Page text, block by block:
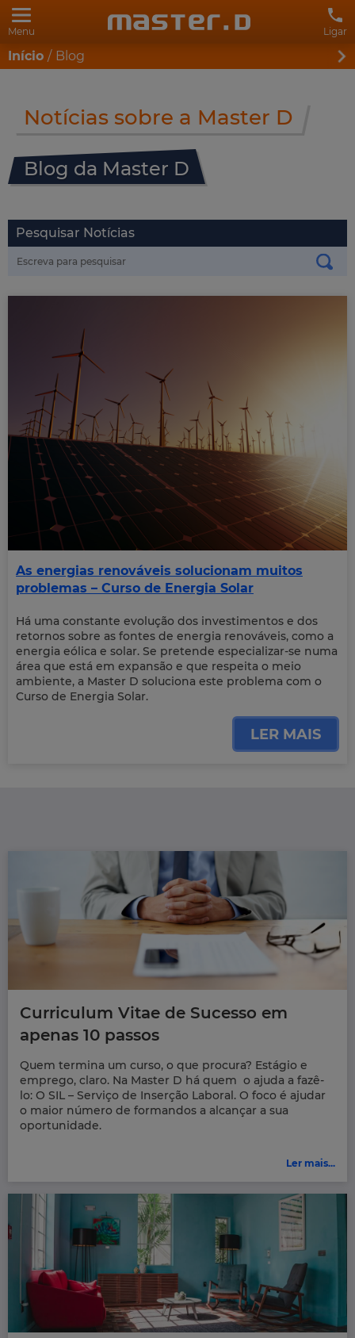
Menu Ligar
Início Blog
Notícias sobre a Master D
Blog da Master D
As energias renováveis solucionam muitos
problemas – Curso de Energia Solar
Há uma constante evolução dos investimentos e dos
retornos sobre as fontes de energia renováveis, como a
energia eólica e solar. Se pretende especializar-se numa
área que está em expansão e que respeita o meio
ambiente, a Master D soluciona este problema com o
Curso de Energia Solar.
LER MAIS
Pesquisar Notícias
Curriculum Vitae de Sucesso em
apenas 10 passos
Quem termina um curso, o que procura? Estágio e
emprego, claro. Na Master D há quem o ajuda a fazê-
lo: O SIL – Serviço de Inserção Laboral. O foco é ajudar
o maior número de formandos a alcançar a sua
oportunidade.
Ler mais...